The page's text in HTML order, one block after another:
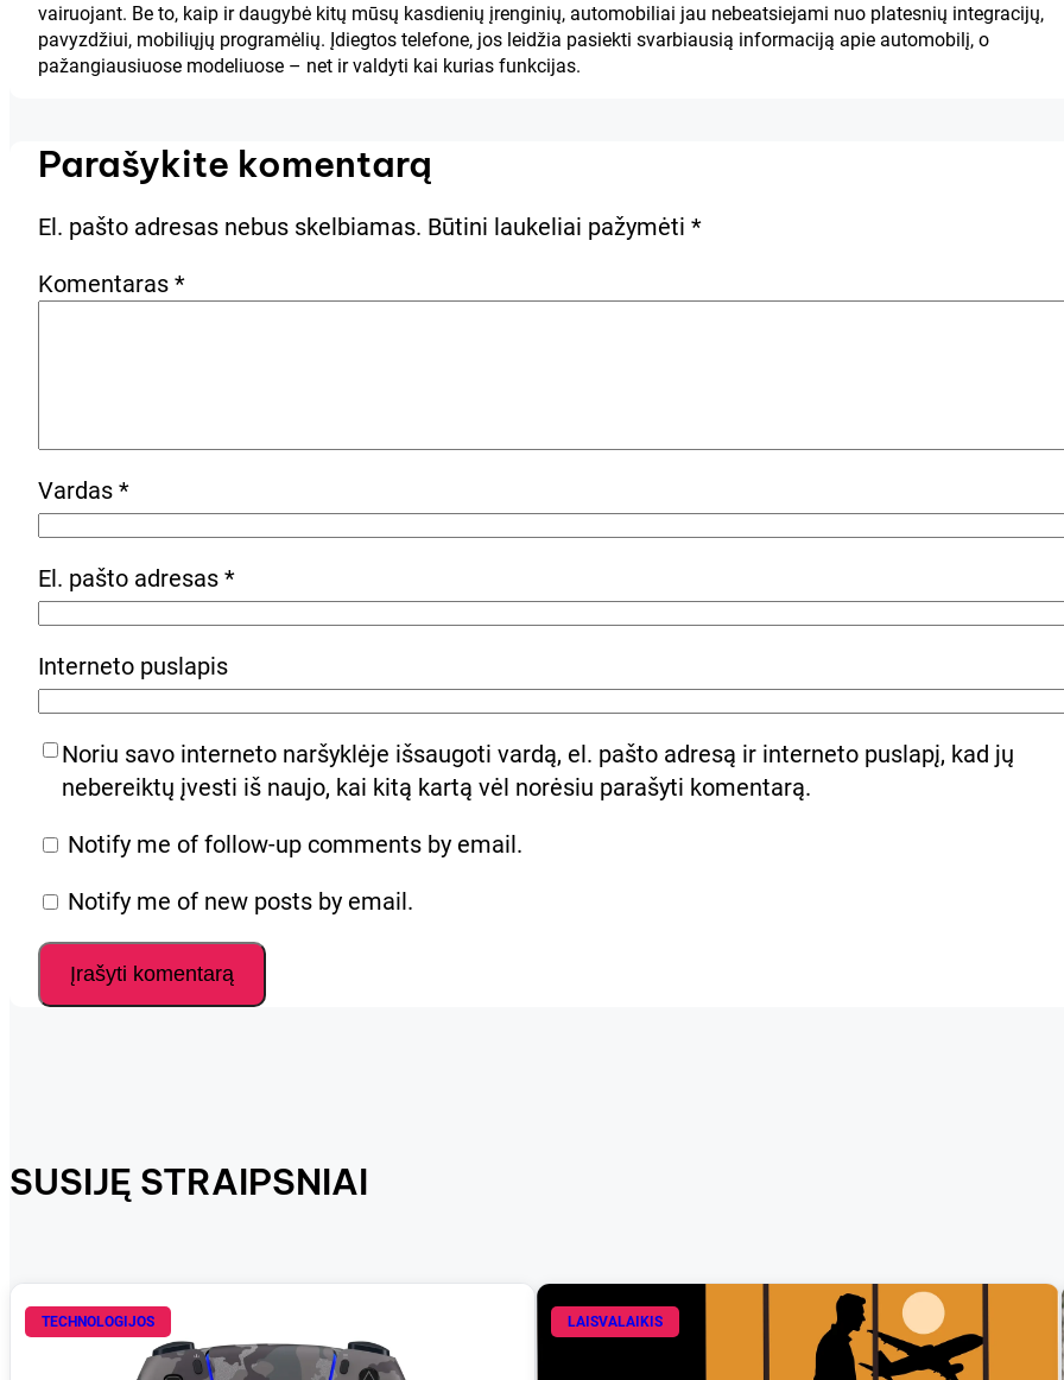
vairuojant. Be to, kaip ir daugybė kitų mūsų kasdienių įrenginių, automobiliai jau nebeatsiejami nuo platesnių integracijų,
pavyzdžiui, mobiliųjų programėlių. Įdiegtos telefone, jos leidžia pasiekti svarbiausią informaciją apie automobilį, o
pažangiausiuose modeliuose – net ir valdyti kai kurias funkcijas.
Parašykite komentarą
El. pašto adresas nebus skelbiamas. Būtini laukeliai pažymėti *
Komentaras *
Vardas *
El. pašto adresas *
Interneto puslapis
Noriu savo interneto naršyklėje išsaugoti vardą, el. pašto adresą ir interneto puslapį, kad jų
nebereiktų įvesti iš naujo, kai kitą kartą vėl norėsiu parašyti komentarą.
Notify me of follow-up comments by email.
Notify me of new posts by email.
SUSIJĘ STRAIPSNIAI
TECHNOLOGIJOS LAISVALAIKIS